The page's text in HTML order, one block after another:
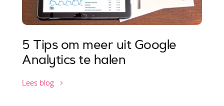
5 Tips om meer uit Google
Analytics te halen
Lees blog